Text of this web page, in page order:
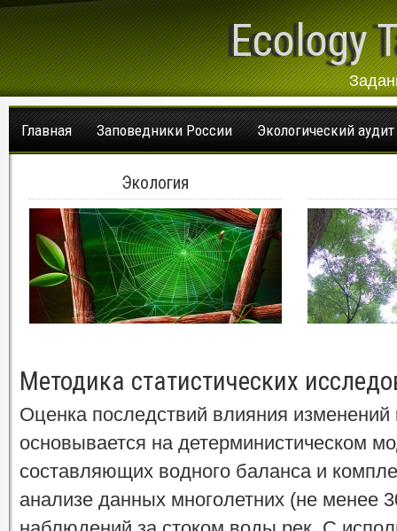
Ecology
Главная Заповедники России Экологический аудит
Экология
Методика статистических
Оценка последствий влияния
основывается на детерминистическом
составляющих водного баланса и
анализе данных многолетних (не менее